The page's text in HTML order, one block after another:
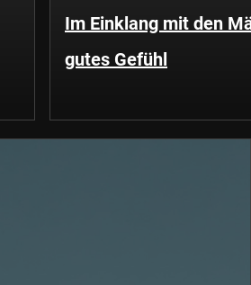
Im Einklang mit den
gutes Gefühl